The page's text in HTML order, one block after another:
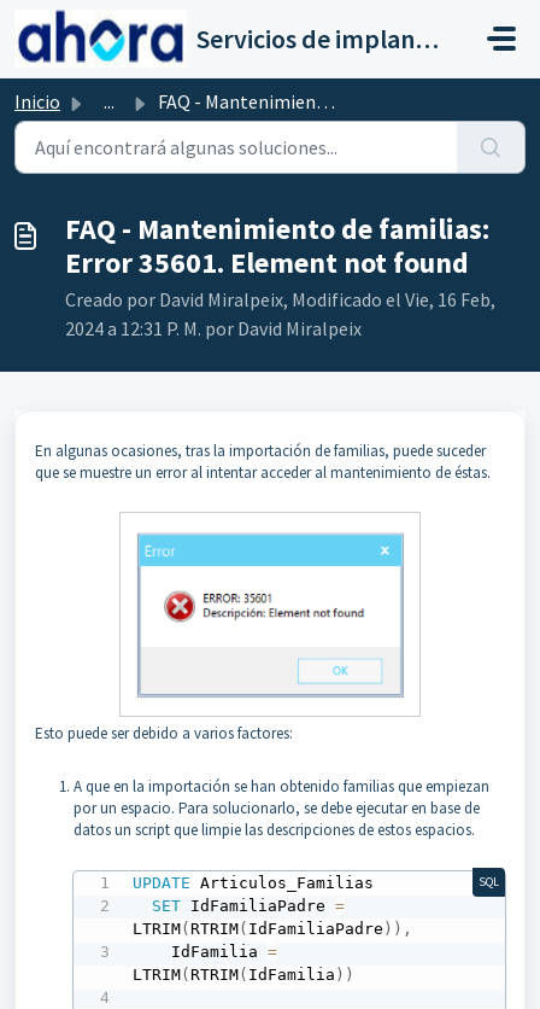
Saltar al contenido principal
Servicios de implantación a clientes de Ahora
Inicio ... FAQ - Mantenimiento de familias: Error 35601. Element not...
FAQ - Mantenimiento de familias:
Error 35601. Element not found
Creado por David Miralpeix, Modificado el Vie, 16 Feb,
2024 a 12:31 P. M. por David Miralpeix
En algunas ocasiones, tras la importación de familias, puede suceder
que se muestre un error al intentar acceder al mantenimiento de éstas.
Esto puede ser debido a varios factores:
A que en la importación se han obtenido familias que empiezan
por un espacio. Para solucionarlo, se debe ejecutar en base de
datos un script que limpie las descripciones de estos espacios.
UPDATE Articulos_Familias
SET IdFamiliaPadre =
LTRIM(RTRIM( IdFamiliaPadre ) ) ,
    IdFamilia
=
LTRIM(RTRIM( IdFamilia ) )
SQL